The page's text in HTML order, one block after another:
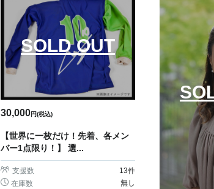
SOLD OUT
30,000円(税込)
【世界に一枚だけ！先着、各メン
バー1点限り！】 選...
支援数 13件
在庫数
無し